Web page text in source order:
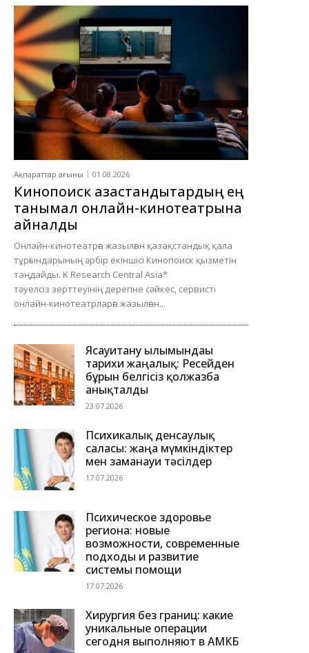
Ақпараттар ағыны 01.08.2026
Кинопоиск қазақстандықтардың ең
танымал онлайн-кинотеатрына
айналды
Онлайн-кинотеатрға жазылған қазақстандық қала
тұрғындарының әрбір екіншісі Кинопоиск қызметін
таңдайды. K Research Central Asia*
тәуелсіз зерттеуінің дерегіне сәйкес, сервисті
онлайн-кинотеатрларға жазылған...
Ясауитану ғылымындағы
тарихи жаңалық: Ресейден
бұрын белгісіз қолжазба
анықталды
23.07.2026
Психикалық денсаулық
саласы: жаңа мүмкіндіктер
мен заманауи тәсілдер
17.07.2026
Психическое здоровье
региона: новые
возможности, современные
подходы и развитие
системы помощи
17.07.2026
Хирургия без границ: какие
уникальные операции
сегодня выполняют в АМКБ